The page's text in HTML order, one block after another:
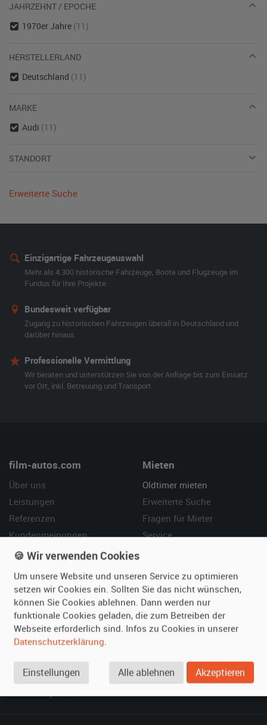
JAHRZEHNT / EPOCHE
1970er Jahre (11)
HERSTELLERLAND
Deutschland (11)
MARKE
Audi (11)
STANDORT
Erweiterte Suche
Einzigartige Fahrzeugauswahl
Mehr als 4.300 historische Fahrzeuge, Boote und Flugzeuge im
Fundus für Ihre Projekte.
Bundesweit verfügbar
Zugang zu historischen Fahrzeugen überall in Deutschland und
darüber hinaus.
Professionelle Vermittlung
Wir beraten und unterstützen Sie von der Anfrage bis zum Einsatz
vor Ort, inkl. Betreuung und Transport.
film-autos.com
Über uns
Leistungen
Referenzen
Kundenmeinungen
Mieten
Oldtimer mieten
Erweiterte Suche
Fragen für Mieter
Service
Oldtimer anmelden
Fotos senden
Fragen für Vermieter
Inserat verwalten
Häufige Fragen (FAQ)
So funktioniert's
Kontakt
SPECIAL
Berühmte Filmautos –
unsere Top 10 ...
🍪 Wir verwenden Cookies
Um unsere Website und unseren Service zu optimieren
setzen wir Cookies ein. Sollten Sie das nicht wünschen,
können Sie Cookies ablehnen. Dann werden nur
funktionale Cookies geladen, die zum Betreiben der
Webseite erforderlich sind. Infos zu Cookies in unserer
Datenschutzerklärung.
Einstellungen Alle ablehnen Akzeptieren